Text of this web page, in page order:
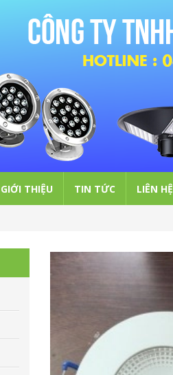
GIỚI THIỆU TIN TỨC LIÊN HỆ